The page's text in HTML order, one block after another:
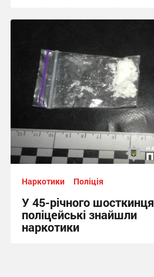
Наркотики Поліція
У 45-річного шосткинця
поліцейські знайшли
наркотики